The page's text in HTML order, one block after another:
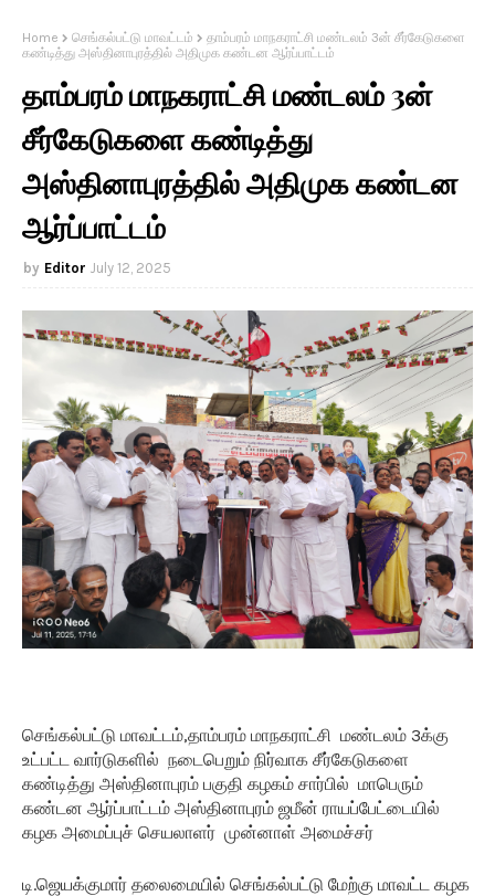
Home செங்கல்பட்டு மாவட்டம்
தாம்பரம் மாநகராட்சி மண்டலம் 3ன் சீர்கேடுகளை
கண்டித்து அஸ்தினாபுரத்தில் அதிமுக கண்டன ஆர்ப்பாட்டம்
தாம்பரம் மாநகராட்சி மண்டலம் 3ன்
சீர்கேடுகளை கண்டித்து
அஸ்தினாபுரத்தில் அதிமுக கண்டன
ஆர்ப்பாட்டம்
Editor July 12, 2025
செங்கல்பட்டு மாவட்டம்,தாம்பரம் மாநகராட்சி மண்டலம் 3க்கு
உட்பட்ட வார்டுகளில் நடைபெறும் நிர்வாக சீர்கேடுகளை
கண்டித்து அஸ்தினாபுரம் பகுதி கழகம் சார்பில் மாபெரும்
கண்டன ஆர்ப்பாட்டம் அஸ்தினாபுரம் ஜமீன் ராயப்பேட்டையில்
கழக அமைப்புச் செயலாளர் முன்னாள் அமைச்சர்
டி.ஜெயக்குமார் தலைமையில் செங்கல்பட்டு மேற்கு மாவட்ட கழக